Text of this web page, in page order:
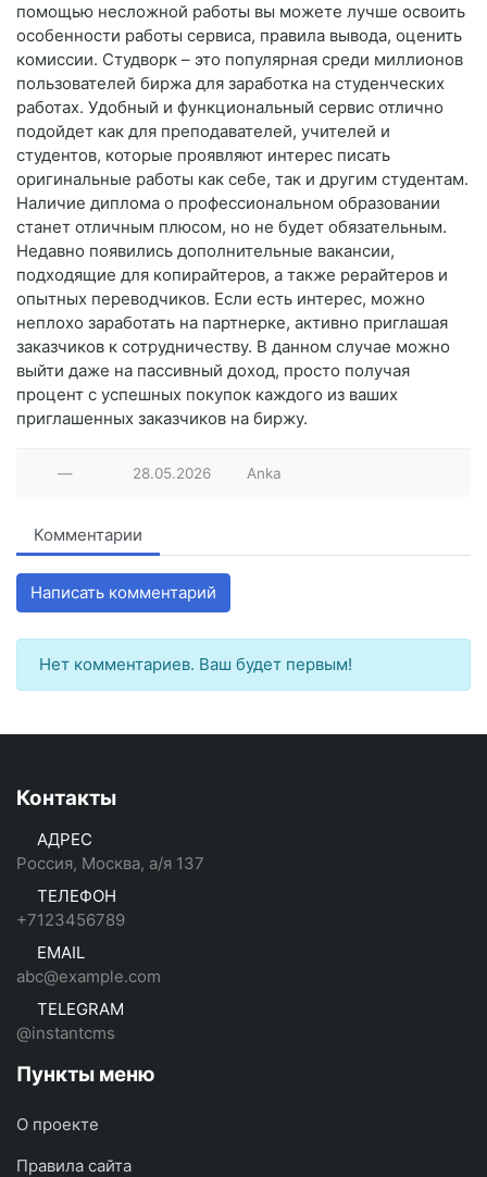
помощью несложной работы вы можете лучше освоить
особенности работы сервиса, правила вывода, оценить
комиссии. Студворк – это популярная среди миллионов
пользователей биржа для заработка на студенческих
работах. Удобный и функциональный сервис отлично
подойдет как для преподавателей, учителей и
студентов, которые проявляют интерес писать
оригинальные работы как себе, так и другим студентам.
Наличие диплома о профессиональном образовании
станет отличным плюсом, но не будет обязательным.
Недавно появились дополнительные вакансии,
подходящие для копирайтеров, а также рерайтеров и
опытных переводчиков. Если есть интерес, можно
неплохо заработать на партнерке, активно приглашая
заказчиков к сотрудничеству. В данном случае можно
выйти даже на пассивный доход, просто получая
процент с успешных покупок каждого из ваших
приглашенных заказчиков на биржу.
— 28.05.2026 Anka
Комментарии
Написать комментарий
Нет комментариев. Ваш будет первым!
Контакты
АДРЕС
Россия, Москва, а/я 137
ТЕЛЕФОН
+7123456789
EMAIL
abc@example.com
TELEGRAM
@instantcms
Пункты меню
О проекте
Правила сайта